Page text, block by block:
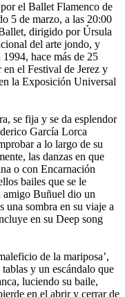
el Ballet Flamenco de
5 de marzo, a las 20:00
dirigido por Úrsula
del arte jondo, y
hace más de 25
el Festival de Jerez y
la Exposición Universal
se fija y se da esplendor
García Lorca
a lo largo de su
las danzas en que
o con Encarnación
bailes que se le
amigo Buñuel dio un
una sombra en su viaje a
en su Deep song
de la mariposa’,
y un escándalo que
luciendo su baile,
en el abrir y cerrar de